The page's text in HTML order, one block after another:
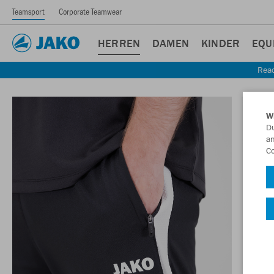
Teamsport Corporate Teamwear
HERREN DAMEN KINDER